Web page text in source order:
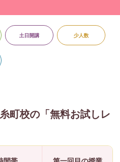
土日開講 少人数
町校の「無料お試しレ